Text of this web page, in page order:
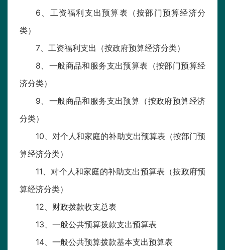
6、工资福利支出预算表（按部门预算经济分
类）
7、工资福利支出（按政府预算经济分类）
8、一般商品和服务支出预算表（按部门预算经
济分类）
9、一般商品和服务支出预算（按政府预算经济
分类）
10、对个人和家庭的补助支出预算表（按部门预
算经济分类）
11、对个人和家庭的补助支出预算表（按政府预
算经济分类）
12、财政拨款收支总表
13、一般公共预算拨款支出预算表
14、一般公共预算拨款基本支出预算表